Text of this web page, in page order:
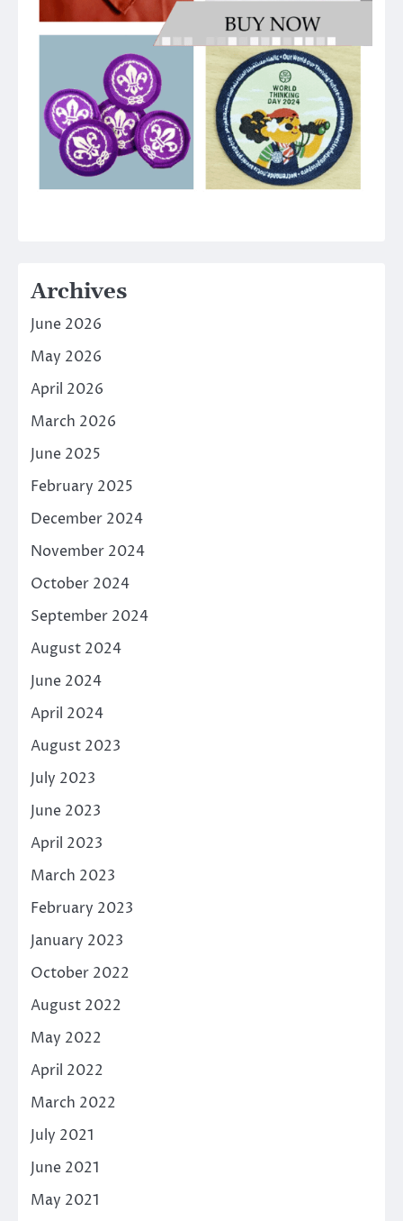
Archives
June 2026
May 2026
April 2026
March 2026
June 2025
February 2025
December 2024
November 2024
October 2024
September 2024
August 2024
June 2024
April 2024
August 2023
July 2023
June 2023
April 2023
March 2023
February 2023
January 2023
October 2022
August 2022
May 2022
April 2022
March 2022
July 2021
June 2021
May 2021